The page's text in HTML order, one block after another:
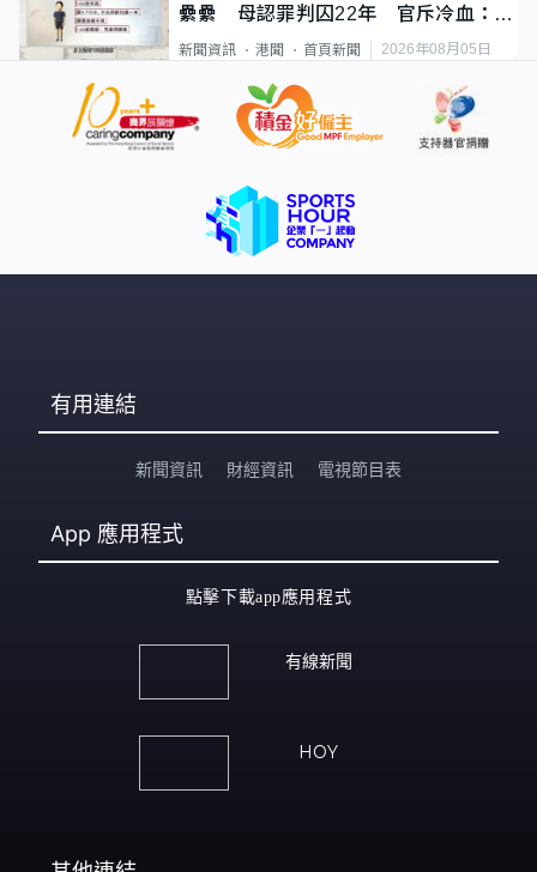
纍纍 母認罪判囚22年 官斥冷血：同
類案最惡劣
新聞資訊 港聞 首頁新聞 2026年08月05日
有用連結
新聞資訊 財經資訊 電視節目表
App 應用程式
點擊下載app應用程式
有線新聞
HOY